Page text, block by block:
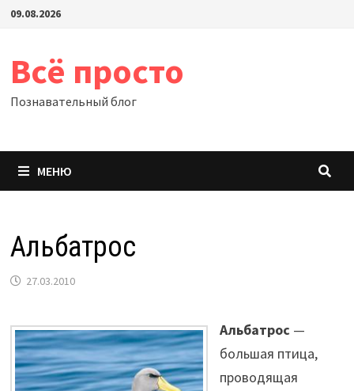
Перейти
09.08.2026
Всё просто
Познавательный блог
МЕНЮ
Альбатрос
27.03.2010
Альбатрос —
большая птица,
проводящая